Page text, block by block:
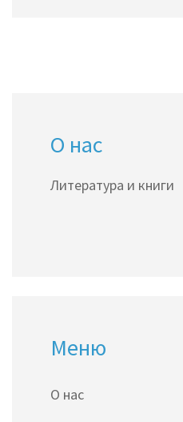
О нас
Литература и книги
Меню
О нас